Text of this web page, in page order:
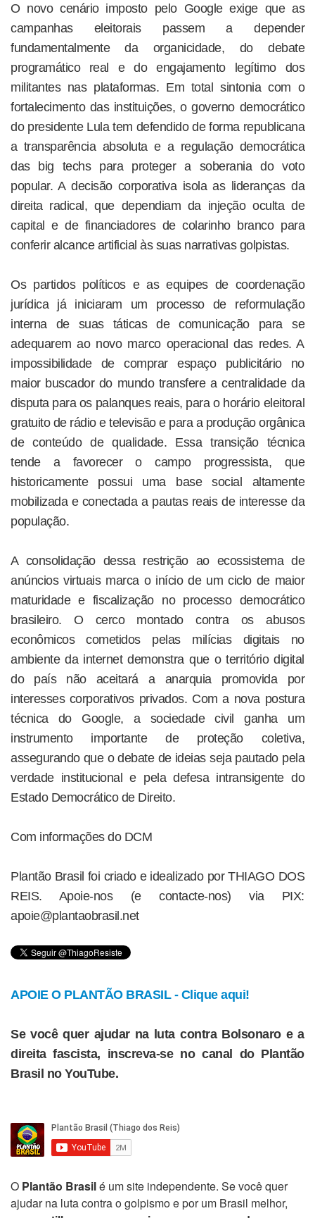
O novo cenário imposto pelo Google exige que as
campanhas eleitorais passem a depender
fundamentalmente da organicidade, do debate
programático real e do engajamento legítimo dos
militantes nas plataformas. Em total sintonia com o
fortalecimento das instituições, o governo democrático
do presidente Lula tem defendido de forma republicana
a transparência absoluta e a regulação democrática
das big techs para proteger a soberania do voto
popular. A decisão corporativa isola as lideranças da
direita radical, que dependiam da injeção oculta de
capital e de financiadores de colarinho branco para
conferir alcance artificial às suas narrativas golpistas.
Os partidos políticos e as equipes de coordenação
jurídica já iniciaram um processo de reformulação
interna de suas táticas de comunicação para se
adequarem ao novo marco operacional das redes. A
impossibilidade de comprar espaço publicitário no
maior buscador do mundo transfere a centralidade da
disputa para os palanques reais, para o horário eleitoral
gratuito de rádio e televisão e para a produção orgânica
de conteúdo de qualidade. Essa transição técnica
tende a favorecer o campo progressista, que
historicamente possui uma base social altamente
mobilizada e conectada a pautas reais de interesse da
população.
A consolidação dessa restrição ao ecossistema de
anúncios virtuais marca o início de um ciclo de maior
maturidade e fiscalização no processo democrático
brasileiro. O cerco montado contra os abusos
econômicos cometidos pelas milícias digitais no
ambiente da internet demonstra que o território digital
do país não aceitará a anarquia promovida por
interesses corporativos privados. Com a nova postura
técnica do Google, a sociedade civil ganha um
instrumento importante de proteção coletiva,
assegurando que o debate de ideias seja pautado pela
verdade institucional e pela defesa intransigente do
Estado Democrático de Direito.
Com informações do DCM
Plantão Brasil foi criado e idealizado por THIAGO DOS
REIS. Apoie-nos (e contacte-nos) via PIX:
apoie@plantaobrasil.net
APOIE O PLANTÃO BRASIL - Clique aqui!
Se você quer ajudar na luta contra Bolsonaro e a
direita fascista, inscreva-se no canal do Plantão
Brasil no YouTube.
O Plantão Brasilé um site independente. Se você quer
ajudar na luta contra o golpismo e por um Brasil melhor,